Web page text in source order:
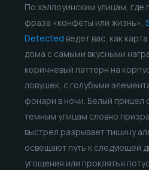
По хэллоуинским улицам, где
фраза «конфеты или жизнь»,
Detected ведет вас, как
дома с самыми вкусными
коричневый паттерн на
ловушек, с голубыми
фонари в ночи. Белый прицел
темным улицам словно
выстрел разрывает тишину
освещают путь к следующей
угощения или проклятья